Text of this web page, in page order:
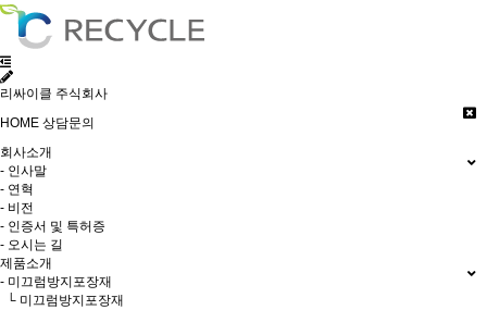
리싸이클 주식회사
HOME 상담문의
회사소개
- 인사말
- 연혁
- 비전
- 인증서 및 특허증
- 오시는 길
제품소개
- 미끄럼방지포장재
└ 미끄럼방지포장재